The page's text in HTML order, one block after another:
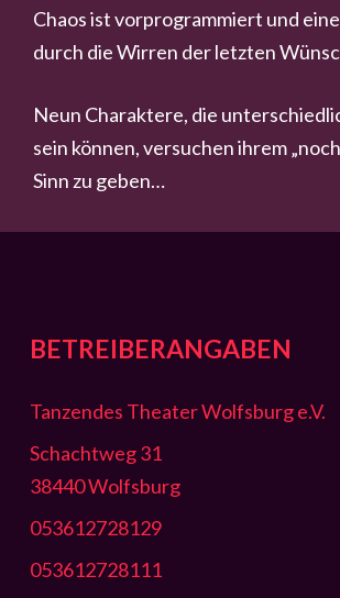
Chaos ist vorprogrammiert und
durch die Wirren der letzten
Neun Charaktere, die
sein können, versuchen ihrem
Sinn zu geben…
BETREIBERANGABEN
Tanzendes Theater Wolfsburg e.V.
Schachtweg 31
38440 Wolfsburg
053612728129
053612728111